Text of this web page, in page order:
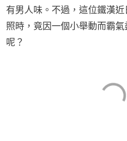
有男人味。不過，這位鐵漢
照時，竟因一個小舉動而霸
呢？